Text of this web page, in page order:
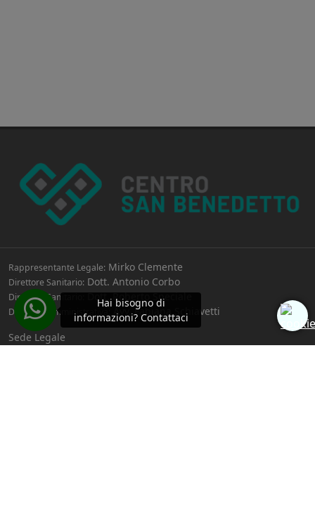
Rappresentante Legale: Mirko Clemente
Direttore Sanitario: Dott. Antonio Corbo
Direttore Sanitario: Dott. Roberto Speciale
Direttrice Amministrativa: Avv. Fabiana Schiavetti
Sede Legale
Hai bisogno di
informazioni? Contattaci